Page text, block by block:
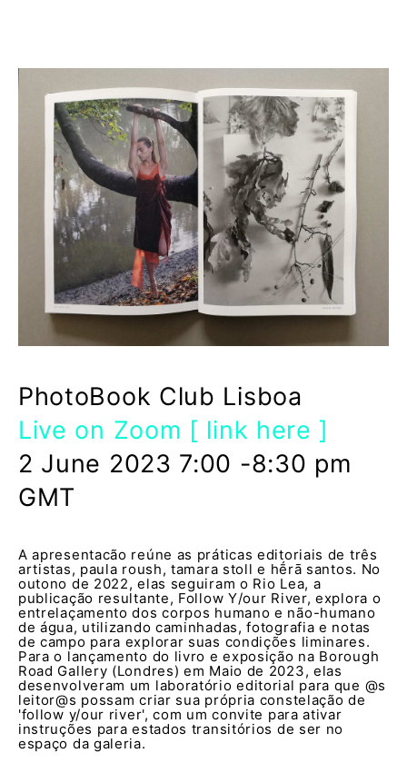
PhotoBook Club Lisboa
Live on Zoom [ link here ]
2 June 2023 7:00 -8:30 pm
GMT
A apresentacão reúne as práticas editoriais de três
artistas, paula roush, tamara stoll e hḗrā santos. No
outono de 2022, elas seguiram o Rio Lea, a
publicação resultante, Follow Y/our River, explora o
entrelaçamento dos corpos humano e não-humano
de água, utilizando caminhadas, fotografia e notas
de campo para explorar suas condições liminares.
Para o lançamento do livro e exposição na Borough
Road Gallery (Londres) em Maio de 2023, elas
desenvolveram um laboratório editorial para que @s
leitor@s possam criar sua própria constelação de
'follow y/our river', com um convite para ativar
instruções para estados transitórios de ser no
espaço da galeria.